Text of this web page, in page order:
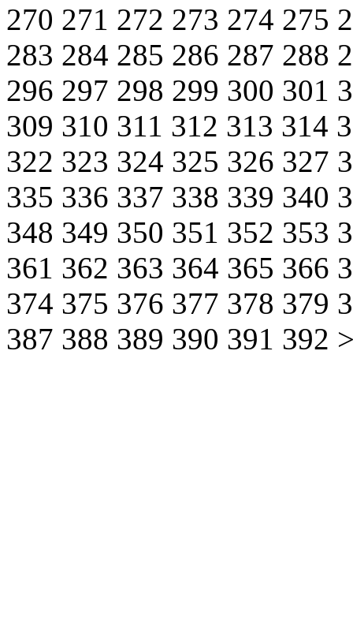
270 271 272 273 274 275
283 284 285 286 287 288
296 297 298 299 300 301
309 310 311 312 313 314
322 323 324 325 326 327
335 336 337 338 339 340
348 349 350 351 352 353
361 362 363 364 365 366
374 375 376 377 378 379
387 388 389 390 391 392